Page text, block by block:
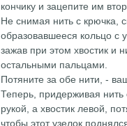
кончику и зацепите им
Не снимая нить с крючка,
образовавшееся кольцо с
зажав при этом хвостик и
остальными пальцами.
Потяните за обе нити, -
Теперь, придерживая нить
рукой, а хвостик левой,
чтобы этот узелок